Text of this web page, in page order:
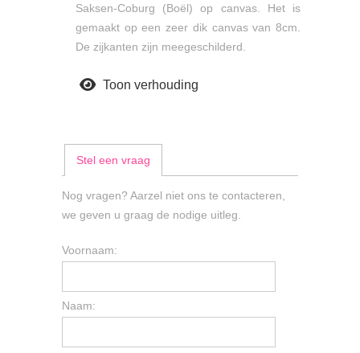
Saksen-Coburg (Boël) op canvas. Het is
gemaakt op een zeer dik canvas van 8cm.
De zijkanten zijn meegeschilderd.
Toon verhouding
Stel een vraag
Nog vragen? Aarzel niet ons te contacteren,
we geven u graag de nodige uitleg.
Voornaam:
Naam: